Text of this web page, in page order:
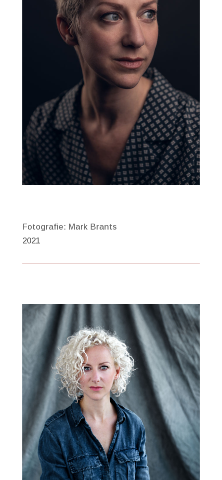
Fotografie: Mark Brants
2021